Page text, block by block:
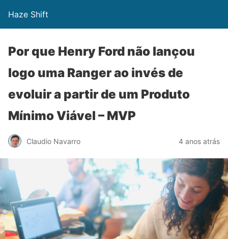
Haze Shift
Por que Henry Ford não lançou
logo uma Ranger ao invés de
evoluir a partir de um Produto
Mínimo Viável – MVP
Claudio Navarro 4 anos atrás